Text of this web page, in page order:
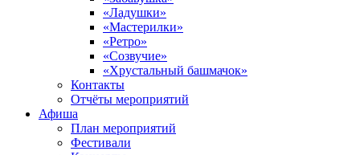
«Ладушки»
«Мастерилки»
«Ретро»
«Созвучие»
«Хрустальный башмачок»
Контакты
Отчёты мероприятий
Афиша
План мероприятий
Фестивали